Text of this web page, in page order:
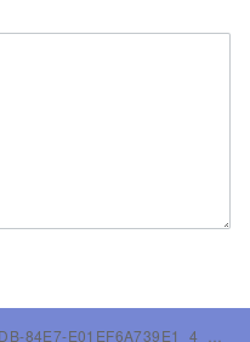
E01EF6A739E1_4_5005_c-4.jpeg